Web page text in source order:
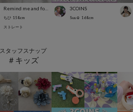
ちひ 158cm
ストレート
3COINS
Suu☺︎ 168cm
スタッフスナップ
＃キッズ